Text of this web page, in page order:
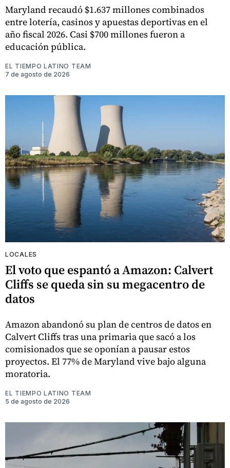
Maryland recaudó $1.637 millones combinados
entre lotería, casinos y apuestas deportivas en el
año fiscal 2026. Casi $700 millones fueron a
educación pública.
EL TIEMPO LATINO TEAM
7 de agosto de 2026
LOCALES
El voto que espantó a Amazon: Calvert
Cliffs se queda sin su megacentro de
datos
Amazon abandonó su plan de centros de datos en
Calvert Cliffs tras una primaria que sacó a los
comisionados que se oponían a pausar estos
proyectos. El 77% de Maryland vive bajo alguna
moratoria.
EL TIEMPO LATINO TEAM
5 de agosto de 2026